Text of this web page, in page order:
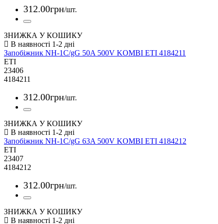
312.00грн/шт.
ЗНИЖКА У КОШИКУ
Запобіжник NH-1C/gG 50A 500V KOMBI ETI 4184211
ETI
23406
4184211
312.00грн/шт.
ЗНИЖКА У КОШИКУ
Запобіжник NH-1C/gG 63A 500V KOMBI ETI 4184212
ETI
23407
4184212
312.00грн/шт.
ЗНИЖКА У КОШИКУ